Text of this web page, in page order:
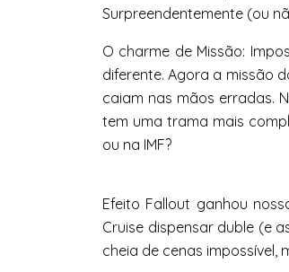
Surpreendentemente (ou
O charme de Missão:
diferente. Agora a missão
caiam nas mãos erradas.
tem uma trama mais
ou na IMF?
Efeito Fallout ganhou
Cruise dispensar duble (e
cheia de cenas impossível,